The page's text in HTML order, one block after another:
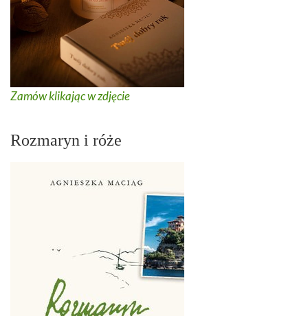
Zamów klikając w zdjęcie
Rozmaryn i róże